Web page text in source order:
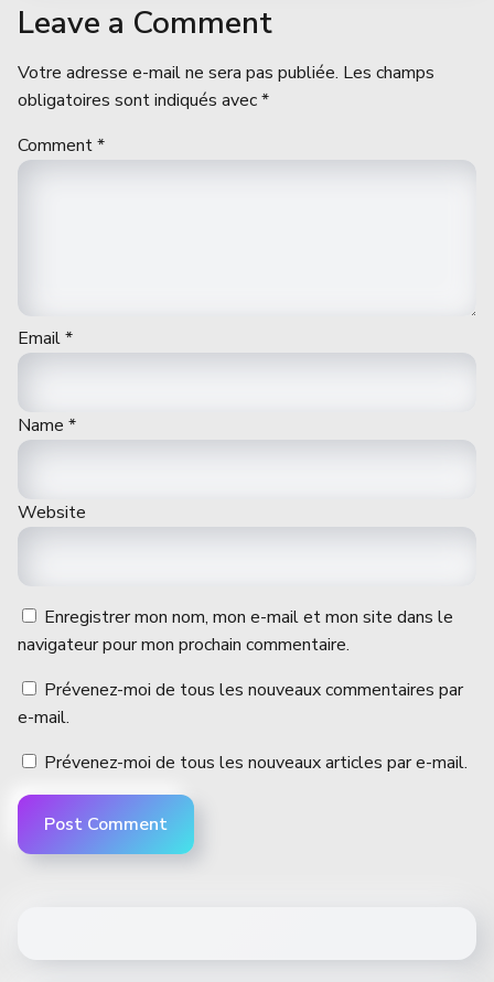
Leave a Comment
Votre adresse e-mail ne sera pas publiée. Les champs
obligatoires sont indiqués avec*
Comment*
Email*
Name *
Website
Enregistrer mon nom, mon e-mail et mon site dans le
navigateur pour mon prochain commentaire.
Prévenez-moi de tous les nouveaux commentaires par
e-mail.
Prévenez-moi de tous les nouveaux articles par e-mail.